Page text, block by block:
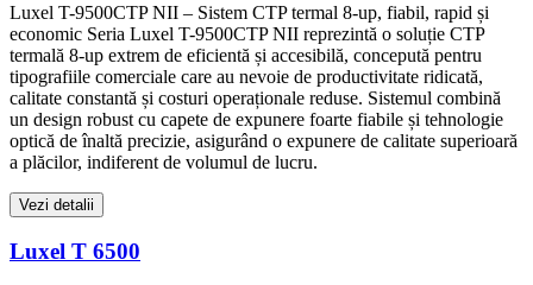
Luxel T-9500CTP NII – Sistem CTP termal 8-up, fiabil, rapid și
economic Seria Luxel T-9500CTP NII reprezintă o soluție CTP
termală 8-up extrem de eficientă și accesibilă, concepută pentru
tipografiile comerciale care au nevoie de productivitate ridicată,
calitate constantă și costuri operaționale reduse. Sistemul combină
un design robust cu capete de expunere foarte fiabile și tehnologie
optică de înaltă precizie, asigurând o expunere de calitate superioară
a plăcilor, indiferent de volumul de lucru.
Vezi detalii
Luxel T 6500